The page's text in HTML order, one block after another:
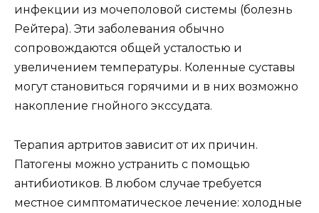
инфекции из мочеполовой системы (болезнь
Рейтера). Эти заболевания обычно
сопровождаются общей усталостью и
увеличением температуры. Коленные суставы
могут становиться горячими и в них возможно
накопление гнойного экссудата.
Терапия артритов зависит от их причин.
Патогены можно устранить с помощью
антибиотиков. В любом случае требуется
местное симптоматическое лечение: холодные